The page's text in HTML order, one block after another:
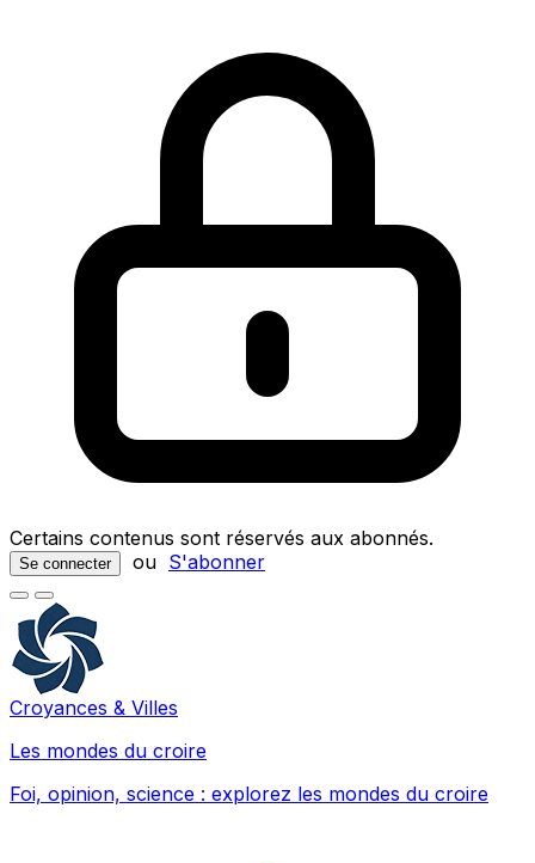
Certains contenus sont réservés aux abonnés.
Se connecter ou S'abonner
Croyances & Villes
Les mondes du croire
Foi, opinion, science : explorez les mondes du croire